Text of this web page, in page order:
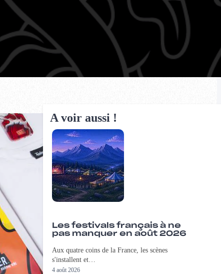
A voir aussi !
Les festivals français à ne
pas manquer en août 2026
Aux quatre coins de la France, les scènes
s'installent et…
4 août 2026